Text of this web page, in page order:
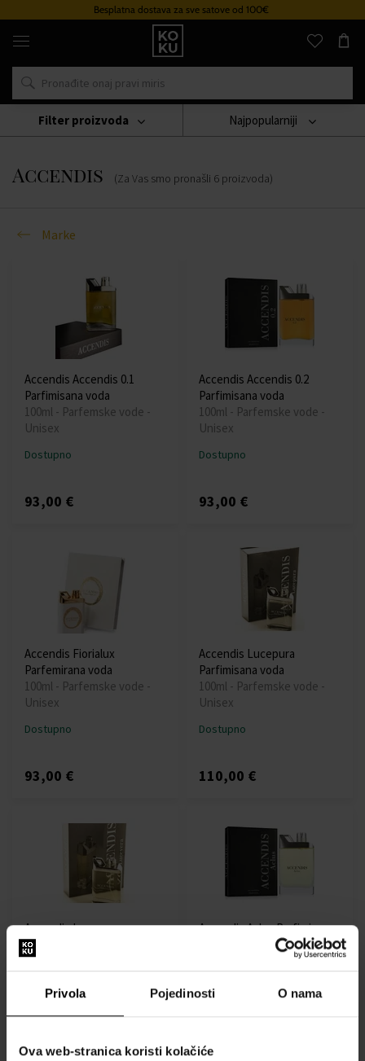
Privola Pojedinosti O nama
Ova web-stranica koristi kolačiće
Besplatna dostava za sve satove od 100€
Originalni
parfemi
satovi
na
mjestu
Marke
Accendis
Accendis (Za Vas smo pronašli 6 proizvoda)
Najpopularniji
Marke
Filter proizvoda
Accendis Accendis 0.1
Parfimisana voda
100ml - Parfemske vode -
Unisex
Dostupno
93,00 €
Accendis Accendis 0.2
Parfimisana voda
100ml - Parfemske vode -
Unisex
Dostupno
93,00 €
Accendis Fiorialux
Parfemirana voda
100ml - Parfemske vode -
Unisex
Dostupno
93,00 €
Accendis Lucepura
Parfimisana voda
100ml - Parfemske vode -
Unisex
Dostupno
110,00 €
Accendis Lucevera
Parfemska voda
100ml - Parfemske vode -
110,00 €
Accendis Aclus Parfimisana
od8,00 €